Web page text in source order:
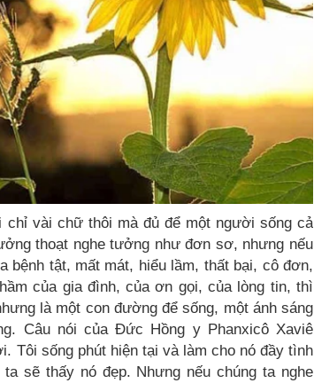
chỉ vài chữ thôi mà đủ để một người sống cả
thoạt nghe tưởng như đơn sơ, nhưng nếu
bệnh tật, mất mát, hiểu lầm, thất bại, cô đơn,
của gia đình, của ơn gọi, của lòng tin, thì
là một con đường để sống, một ánh sáng
Câu nói của Đức Hồng y Phanxicô Xaviê
Tôi sống phút hiện tại và làm cho nó đầy tình
sẽ thấy nó đẹp. Nhưng nếu chúng ta nghe